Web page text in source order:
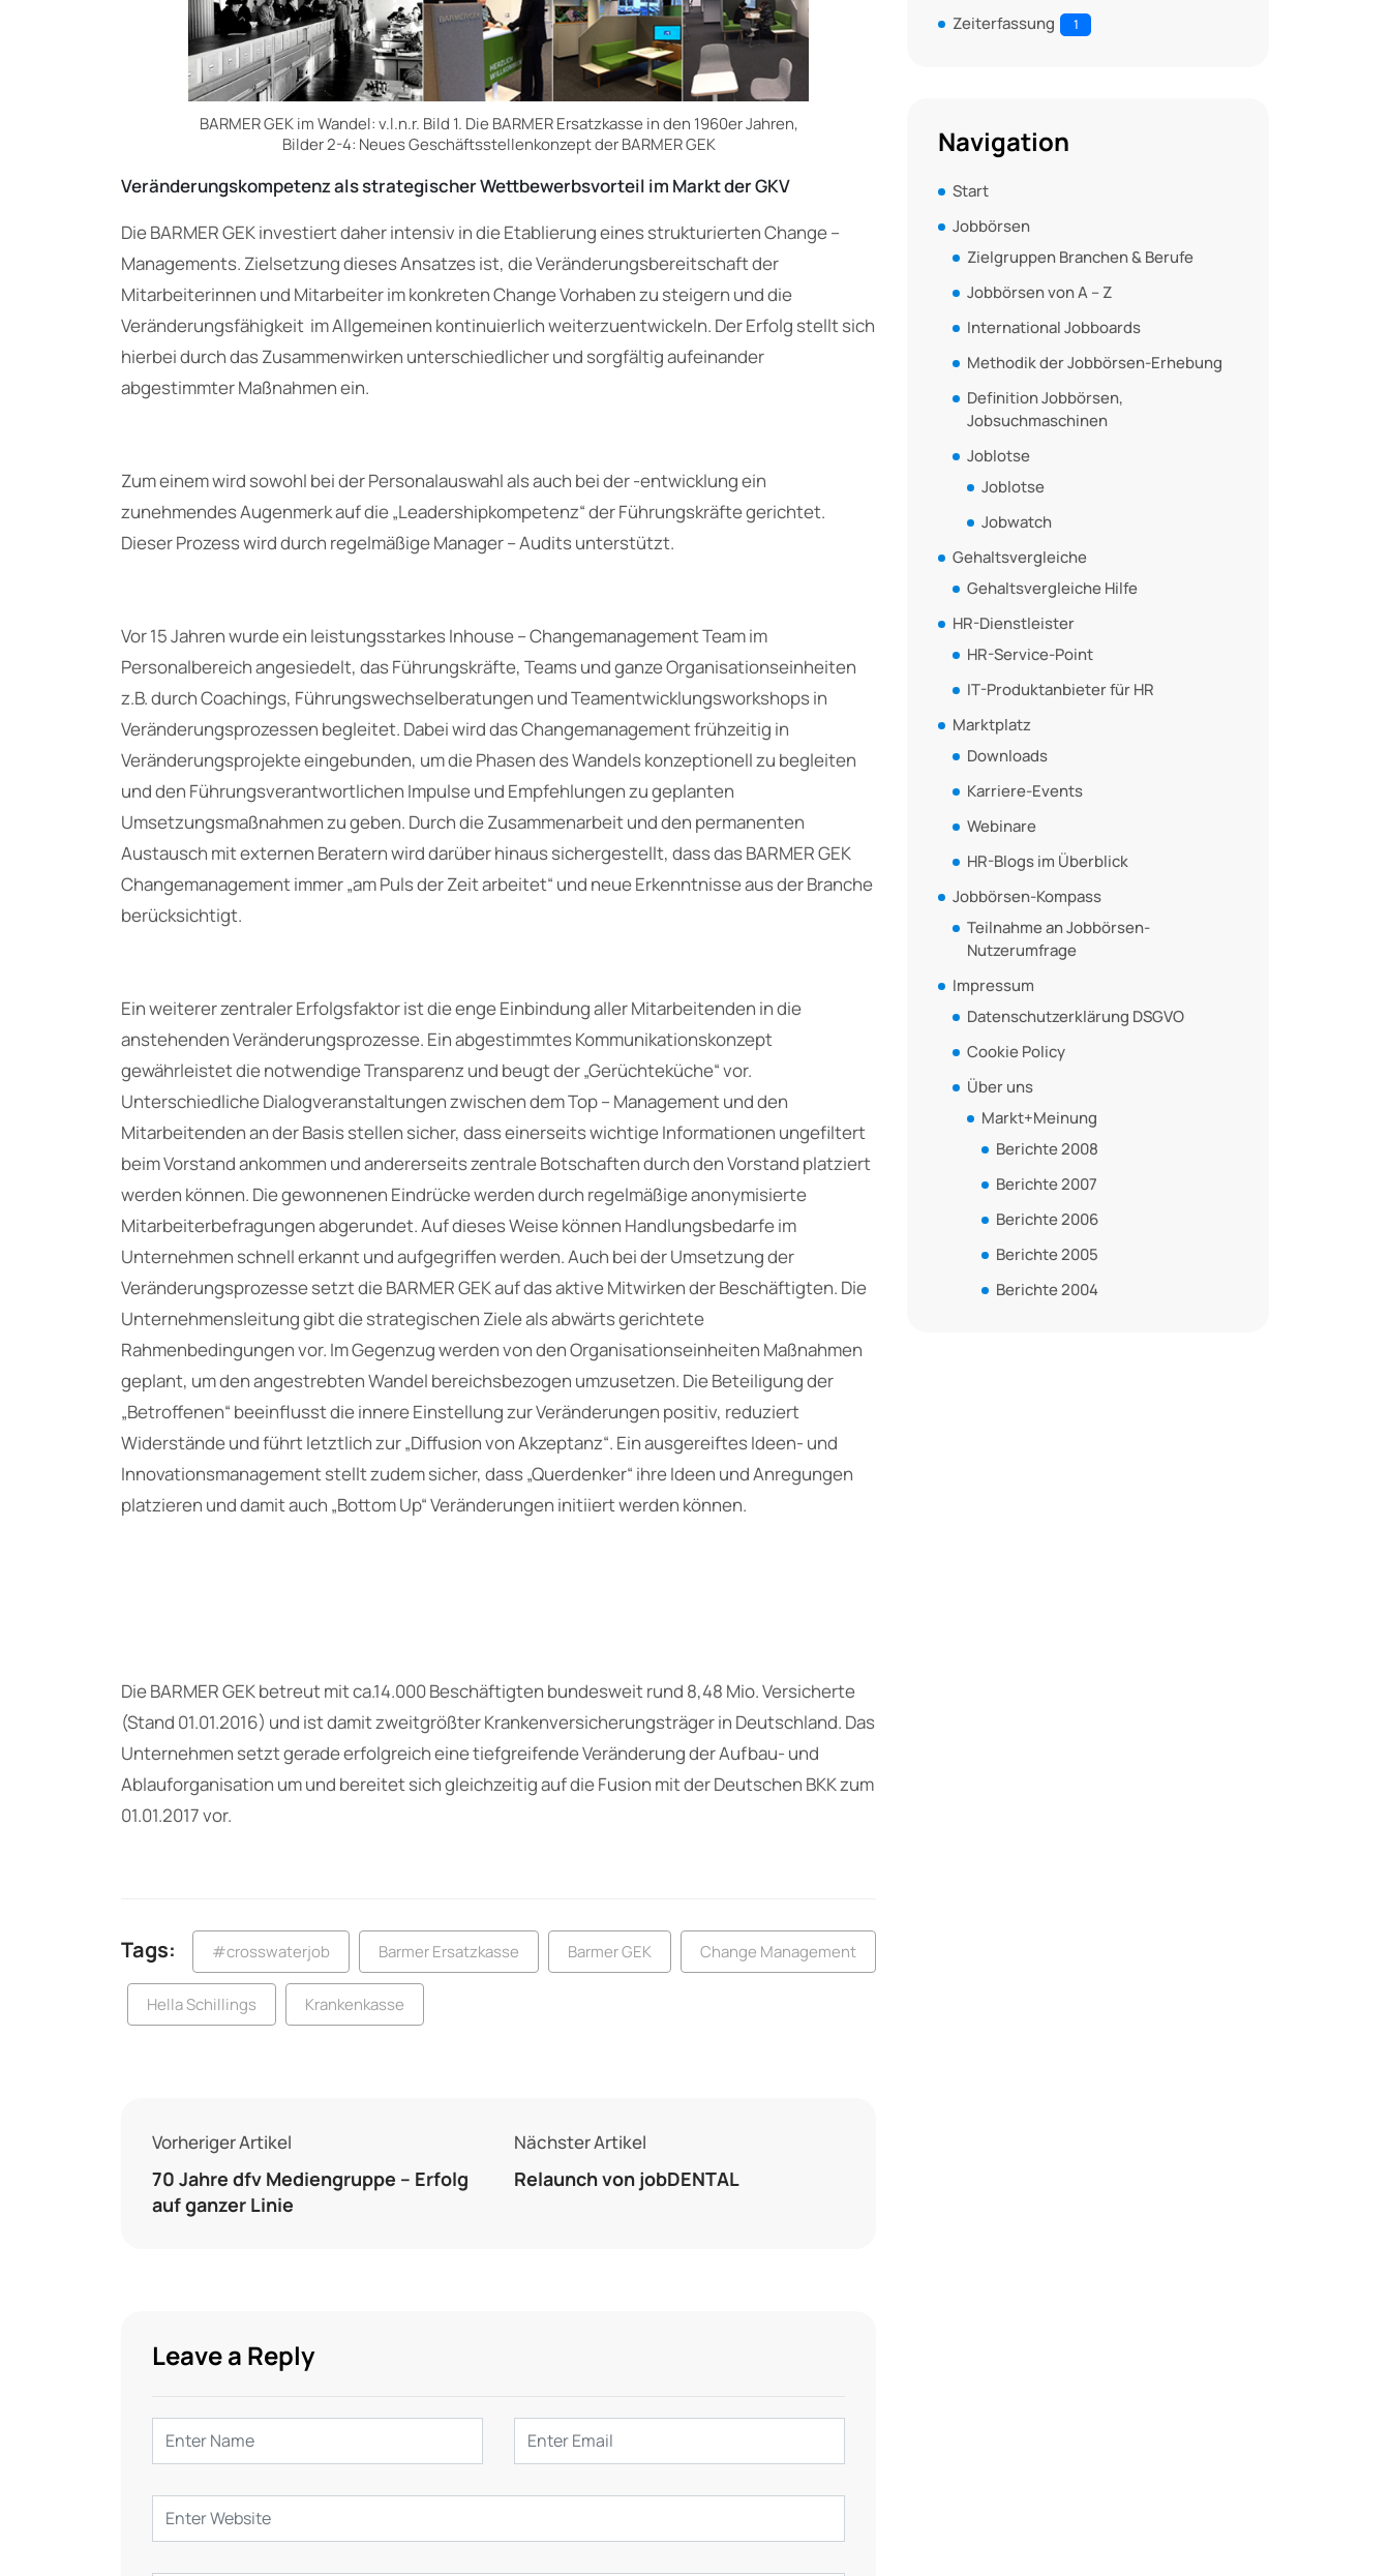
BARMER GEK im Wandel: v.l.n.r. Bild 1. Die BARMER Ersatzkasse in den 1960er Jahren,
Bilder 2-4: Neues Geschäftsstellenkonzept der BARMER GEK
Veränderungskompetenzals strategischer Wettbewerbsvorteil im Markt der GKV
Die BARMER GEK investiert daher intensiv in die Etablierung eines strukturierten Change –
Managements. Zielsetzung dieses Ansatzes ist, die Veränderungsbereitschaft der
Mitarbeiterinnen und Mitarbeiter im konkreten Change Vorhaben zu steigern und die
Veränderungsfähigkeit im Allgemeinen kontinuierlich weiterzuentwickeln. Der Erfolg stellt sich
hierbei durch das Zusammenwirken unterschiedlicher und sorgfältig aufeinander
abgestimmter Maßnahmen ein.
Zum einem wird sowohl bei der Personalauswahl als auch bei der -entwicklung ein
zunehmendes Augenmerk auf die „Leadershipkompetenz“ der Führungskräfte gerichtet.
Dieser Prozess wird durch regelmäßige Manager – Audits unterstützt.
Vor 15 Jahren wurde ein leistungsstarkes Inhouse – Changemanagement Team im
Personalbereich angesiedelt, das Führungskräfte, Teams und ganze Organisationseinheiten
z.B. durch Coachings, Führungswechselberatungen und Teamentwicklungsworkshops in
Veränderungsprozessen begleitet. Dabei wird das Changemanagement frühzeitig in
Veränderungsprojekte eingebunden, um die Phasen des Wandels konzeptionell zu begleiten
und den Führungsverantwortlichen Impulse und Empfehlungen zu geplanten
Umsetzungsmaßnahmen zu geben. Durch die Zusammenarbeit und den permanenten
Austausch mit externen Beratern wird darüber hinaus sichergestellt, dass das BARMER GEK
Changemanagement immer „am Puls der Zeit arbeitet“ und neue Erkenntnisse aus der Branche
berücksichtigt.
Ein weiterer zentraler Erfolgsfaktor ist die enge Einbindung aller Mitarbeitenden in die
anstehenden Veränderungsprozesse. Ein abgestimmtes Kommunikationskonzept
gewährleistet die notwendige Transparenz und beugt der „Gerüchteküche“ vor.
Unterschiedliche Dialogveranstaltungen zwischen dem Top – Management und den
Mitarbeitenden an der Basis stellen sicher, dass einerseits wichtige Informationen ungefiltert
beim Vorstand ankommen und andererseits zentrale Botschaften durch den Vorstand platziert
werden können. Die gewonnenen Eindrücke werden durch regelmäßige anonymisierte
Mitarbeiterbefragungen abgerundet. Auf dieses Weise können Handlungsbedarfe im
Unternehmen schnell erkannt und aufgegriffen werden. Auch bei der Umsetzung der
Veränderungsprozesse setzt die BARMER GEK auf das aktive Mitwirken der Beschäftigten. Die
Unternehmensleitung gibt die strategischen Ziele als abwärts gerichtete
Rahmenbedingungen vor. Im Gegenzug werden von den Organisationseinheiten Maßnahmen
geplant, um den angestrebten Wandel bereichsbezogen umzusetzen. Die Beteiligung der
„Betroffenen“ beeinflusst die innere Einstellung zur Veränderungen positiv, reduziert
Widerstände und führt letztlich zur „Diffusion von Akzeptanz“. Ein ausgereiftes Ideen- und
Innovationsmanagement stellt zudem sicher, dass „Querdenker“ ihre Ideen und Anregungen
platzieren und damit auch „Bottom Up“ Veränderungen initiiert werden können.
Die BARMER GEK betreut mit ca.14.000 Beschäftigten bundesweit rund 8,48 Mio. Versicherte
(Stand 01.01.2016) und ist damit zweitgrößter Krankenversicherungsträger in Deutschland. Das
Unternehmen setzt gerade erfolgreich eine tiefgreifende Veränderung der Aufbau- und
Ablauforganisation um und bereitet sich gleichzeitig auf die Fusion mit der Deutschen BKK zum
01.01.2017 vor.
Tags: #crosswaterjob Barmer Ersatzkasse Barmer GEK Change Management
Hella Schillings Krankenkasse
Vorheriger Artikel
70 Jahre dfv Mediengruppe – Erfolg
auf ganzer Linie
Nächster Artikel
Relaunch von jobDENTAL
Leave a Reply
Zeiterfassung 1
Navigation
Start
Jobbörsen
Zielgruppen Branchen & Berufe
Jobbörsen von A – Z
International Jobboards
Methodik der Jobbörsen-Erhebung
Definition Jobbörsen,
Jobsuchmaschinen
Joblotse
Joblotse
Jobwatch
Gehaltsvergleiche
Gehaltsvergleiche Hilfe
HR-Dienstleister
HR-Service-Point
IT-Produktanbieter für HR
Marktplatz
Downloads
Karriere-Events
Webinare
HR-Blogs im Überblick
Jobbörsen-Kompass
Teilnahme an Jobbörsen-
Nutzerumfrage
Impressum
Datenschutzerklärung DSGVO
Cookie Policy
Über uns
Markt+Meinung
Berichte 2008
Berichte 2007
Berichte 2006
Berichte 2005
Berichte 2004